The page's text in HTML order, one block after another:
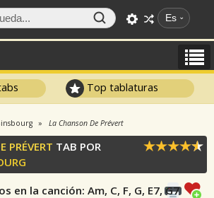
Es
Top tablaturas
La Chanson De Prévert
PRÉVERT TAB POR
en la canción: Am, C, F, G, E7, G7